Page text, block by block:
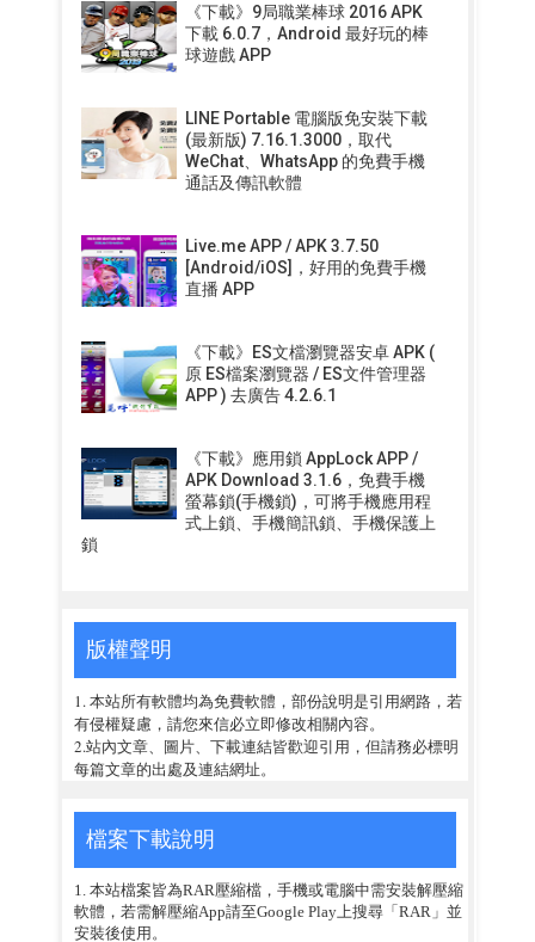
《下載》9局職業棒球 2016 APK
下載 6.0.7，Android 最好玩的棒
球遊戲 APP
LINE Portable 電腦版免安裝下載
(最新版) 7.16.1.3000，取代
WeChat、WhatsApp 的免費手機
通話及傳訊軟體
Live.me APP / APK 3.7.50
[Android/iOS]，好用的免費手機
直播 APP
《下載》ES文檔瀏覽器安卓 APK (
原 ES檔案瀏覽器 / ES文件管理器
APP ) 去廣告 4.2.6.1
《下載》應用鎖 AppLock APP /
APK Download 3.1.6，免費手機
螢幕鎖(手機鎖)，可將手機應用程
式上鎖、手機簡訊鎖、手機保護上
鎖
版權聲明
1. 本站所有軟體均為免費軟體，部份說明是引用網路，若
有侵權疑慮，請您來信必立即修改相關內容。
2.站內文章、圖片、下載連結皆歡迎引用，但請務必標明
每篇文章的出處及連結網址。
檔案下載說明
1. 本站檔案皆為RAR壓縮檔，手機或電腦中需安裝解壓縮
軟體，若需解壓縮App請至Google Play上搜尋「RAR」並
安裝後使用。